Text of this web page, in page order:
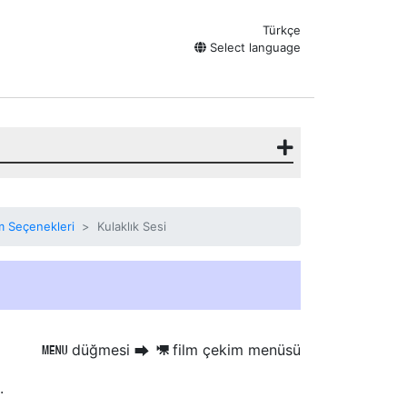
Türkçe
Select language
Seçenekleri Kulaklık Sesi
G düğmesi U 1 film çekim menüsü